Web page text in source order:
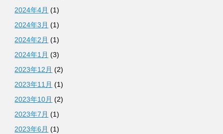
2024年4月 (1)
2024年3月 (1)
2024年2月 (1)
2024年1月 (3)
2023年12月 (2)
2023年11月 (1)
2023年10月 (2)
2023年7月 (1)
2023年6月 (1)